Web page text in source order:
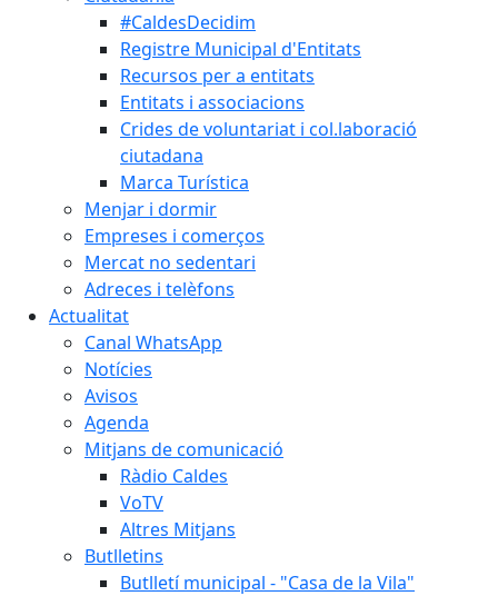
#CaldesDecidim
Registre Municipal d'Entitats
Recursos per a entitats
Entitats i associacions
Crides de voluntariat i col.laboració
ciutadana
Marca Turística
Menjar i dormir
Empreses i comerços
Mercat no sedentari
Adreces i telèfons
Actualitat
Canal WhatsApp
Notícies
Avisos
Agenda
Mitjans de comunicació
Ràdio Caldes
VoTV
Altres Mitjans
Butlletins
Butlletí municipal - "Casa de la Vila"